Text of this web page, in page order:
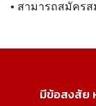
• สามารถสมัคร
มีข้อสงสัย